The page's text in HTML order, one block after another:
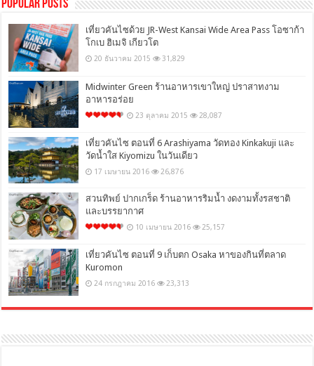
Popular Posts
เที่ยวคันไซด้วย JR-West Kansai Wide Area Pass โอซาก้า
โกเบ ฮิเมจิ เกียวโต
20 ธันวาคม 2015 31,829
Midwinter Green ร้านอาหารเขาใหญ่ ปราสาทงาม
อาหารอร่อย
23 ตุลาคม 2015 28,087
เที่ยวคันไซ ตอนที่ 6 Arashiyama วัดทอง Kinkakuji และ
วัดน้ำใส Kiyomizu ในวันเดียว
17 เมษายน 2016 26,876
สวนทิพย์ ปากเกร็ด ร้านอาหารริมน้ำ งดงามทั้งรสชาติ
และบรรยากาศ
10 เมษายน 2016 25,157
เที่ยวคันไซ ตอนที่ 9 เก็บตก Osaka หาของกินที่ตลาด
Kuromon
24 กรกฎาคม 2016 23,313